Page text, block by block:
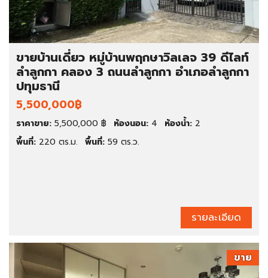
ขายบ้านเดี่ยว หมู่บ้านพฤกษาวิลเลจ 39 ดีไลท์
ลำลูกกา คลอง 3 ถนนลำลูกกา อำเภอลำลูกกา
ปทุมธานี
5,500,000฿
ราคาขาย: 5,500,000 ฿ ห้องนอน: 4 ห้องน้ำ: 2
พื้นที่: 220 ตร.ม. พื้นที่: 59 ตร.ว.
รายละเอียด
ขาย